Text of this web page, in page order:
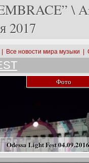
\
2017
Все новости мира музыки
Фото
Odessa Light Fest 04.09.2016